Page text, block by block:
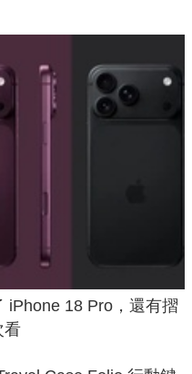
iPhone 18 Pro，還有摺
看